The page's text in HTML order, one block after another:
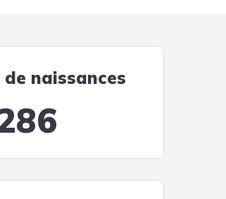
de naissances